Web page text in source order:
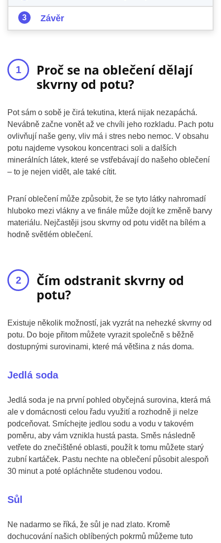
Závěr
Proč se na oblečení dělají
skvrny od potu?
Pot sám o sobě je čirá tekutina, která nijak nezapáchá.
Nevábně začne vonět až ve chvíli jeho rozkladu. Pach potu
ovlivňují naše geny, vliv má i stres nebo nemoc. V obsahu
potu najdeme vysokou koncentraci soli a dalších
minerálních látek, které se vstřebávají do našeho oblečení
– to je nejen vidět, ale také cítit.
Praní oblečení může způsobit, že se tyto látky nahromadí
hluboko mezi vlákny a ve finále může dojít ke změně barvy
materiálu. Nejčastěji jsou skvrny od potu vidět na bílém a
hodně světlém oblečení.
Čím odstranit skvrny od
potu?
Existuje několik možností, jak vyzrát na nehezké skvrny od
potu. Do boje přitom můžete vyrazit společně s běžně
dostupnými surovinami, které má většina z nás doma.
Jedlá soda
Jedlá soda je na první pohled obyčejná surovina, která má
ale v domácnosti celou řadu využití a rozhodně ji nelze
podceňovat. Smíchejte jedlou sodu a vodu v takovém
poměru, aby vám vznikla hustá pasta. Směs následně
vetřete do znečištěné oblasti, použít k tomu můžete starý
zubní kartáček. Pastu nechte na oblečení působit alespoň
30 minut a poté opláchněte studenou vodou.
Sůl
Ne nadarmo se říká, že sůl je nad zlato. Kromě
dochucování našich oblíbených pokrmů můžeme tuto